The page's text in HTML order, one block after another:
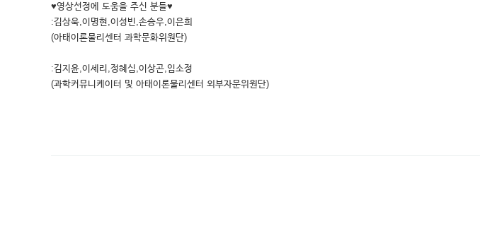
♥영상선정에 도움을 주신 분들♥
:김상욱,이명현,이성빈,손승우,이은희
(아태이론물리센터 과학문화위원단)
:김지윤,이세리,정혜심,이상곤,임소정
(과학커뮤니케이터 및 아태이론물리센터 외부자문위원단)